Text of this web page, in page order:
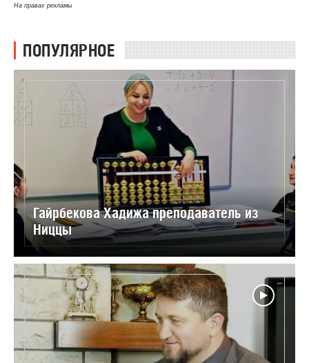
На правах рекламы
ПОПУЛЯРНОЕ
Гайрбекова Хадижа преподаватель из
Ниццы